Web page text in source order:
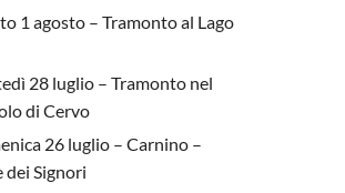
1 agosto – Tramonto al Lago
28 luglio – Tramonto nel
di Cervo
26 luglio – Carnino –
dei Signori